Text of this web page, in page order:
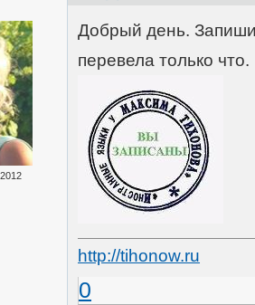
Добрый день.
перевела только что.
http://tihonow.ru
0